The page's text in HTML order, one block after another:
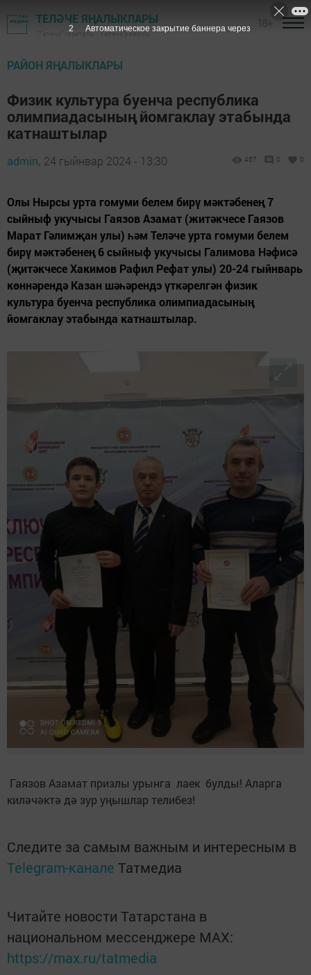
ТЕЛӘЧЕ ЯҢАЛЫКЛАРЫ
"Теләче" газетасы - Теләче районы
РАЙОН ЯҢАЛЫКЛАРЫ
Физик культура буенча республика
олимпиадасының йомгаклау этабында
катнаштылар
admin, 24 гыйнвар 2024 - 13:30 457 0 0
Олы Нырсы урта гомуми белем бирү мәктәбенең 7
сыйныф укучысы Гаязов Азамат (житәкчесе Гаязов
Марат Гәлимҗан улы) һәм Теләче урта гомуми белем
бирү мәктәбенең 6 сыйныф укучысы Галимова Нәфисә
(җитәкчесе Хакимов Рафил Рефат улы) 20-24 гыйнварь
көннәрендә Казан шәһәрендэ үткәрелгән физик
культура буенча республика олимпиадасының
йомгаклау этабында катнаштылар.
Гаязов Азамат призлы урынга лаек булды! Аларга
киләчәктә дә зур уңышлар телибез!
Следите за самым важным и интересным в
Telegram-канале Татмедиа
Читайте новости Татарстана в
национальном мессенджере MАХ:
https://max.ru/tatmedia
1 Автоматическое закрытие баннера через